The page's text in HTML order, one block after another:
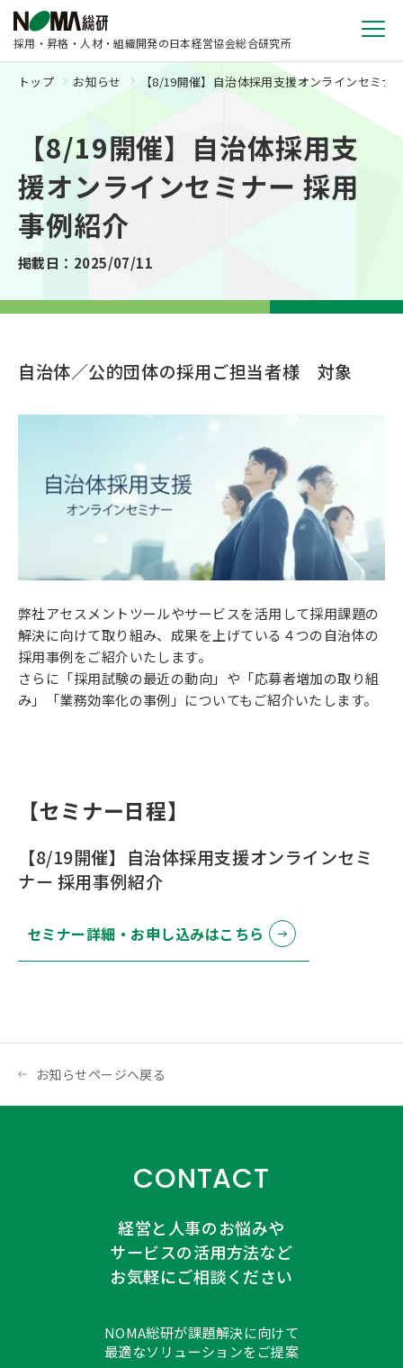
採用・昇格・人材・組織開発の日本経営協会総合研究所
トップ お知らせ 【8/19開催】自治体採用支援オンラインセミナ
【8/19開催】自治体採用支
援オンラインセミナー 採用
事例紹介
掲載日：2025/07/11
自治体／公的団体の採用ご担当者様 対象
弊社アセスメントツールやサービスを活用して採用課題の
解決に向けて取り組み、成果を上げている４つの自治体の
採用事例をご紹介いたします。
さらに「採用試験の最近の動向」や「応募者増加の取り組
み」「業務効率化の事例」についてもご紹介いたします。
【セミナー日程】
【8/19開催】自治体採用支援オンラインセミ
ナー 採用事例紹介
セミナー詳細・お申し込みはこちら
お知らせページへ戻る
CONTACT
経営と人事のお悩みや
サービスの活用方法など
お気軽にご相談ください
NOMA総研が課題解決に向けて
最適なソリューションをご提案